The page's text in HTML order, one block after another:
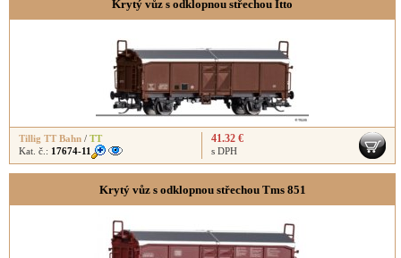
Krytý vůz s odklopnou střechou Itto
Tillig TT Bahn / TT
Kat. č.: 17674-11
41.32 €
s DPH
Krytý vůz s odklopnou střechou Tms 851